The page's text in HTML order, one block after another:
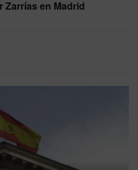
Zarrías en Madrid